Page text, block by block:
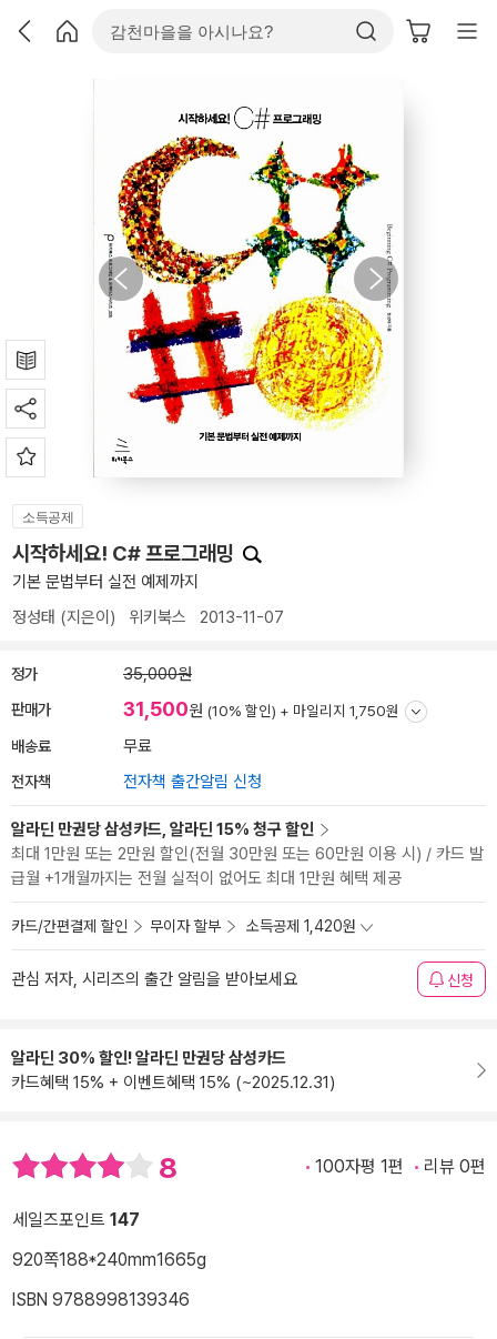
소득공제
시작하세요! C# 프로그래밍
기본 문법부터 실전 예제까지
정성태 (지은이) 위키북스 2013-11-07
정가 35,000원
판매가 31,500원 (10% 할인) + 마일리지 1,750원
배송료 무료
전자책 전자책 출간알림 신청
알라딘 만권당 삼성카드, 알라딘 15% 청구 할인
최대 1만원 또는 2만원 할인(전월 30만원 또는 60만원 이용 시) / 카드 발
급월 +1개월까지는 전월 실적이 없어도 최대 1만원 혜택 제공
카드/간편결제 할인 무이자 할부 소득공제 1,420원
관심 저자, 시리즈의 출간 알림을 받아보세요 신청
알라딘 30% 할인! 알라딘 만권당 삼성카드
카드혜택 15% + 이벤트혜택 15% (~2025.12.31)
8 100자평 1편 리뷰 0편
세일즈포인트 147
920쪽188*240mm1665g
ISBN 9788998139346